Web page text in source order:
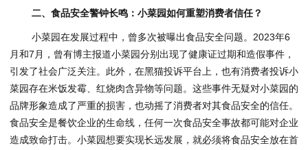
二、食品安全警钟长鸣：小菜园如何重塑消费者信任？
小菜园在发展过程中，曾多次被曝出食品安全问题。2023年6
月和7月，曾有博主报道小菜园分别出现了健康证过期和造假事件，
引发了社会广泛关注。此外，在黑猫投诉平台上，也有消费者投诉小
菜园存在米饭发霉、红烧肉含异物等问题。这些事件无疑对小菜园的
品牌形象造成了严重的损害，也动摇了消费者对其食品安全的信任。
食品安全是餐饮企业的生命线，任何一次食品安全事故都可能对企业
造成致命打击。小菜园想要实现长远发展，就必须将食品安全放在首